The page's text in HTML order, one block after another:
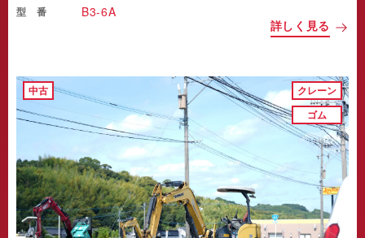
型 番 B3-6A
詳しく見る
中古
クレーン
ゴム